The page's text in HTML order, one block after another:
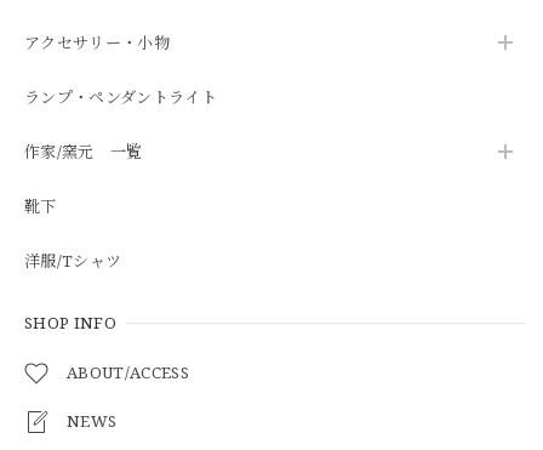
アクセサリー・小物
ランプ・ペンダントライト
作家/窯元 一覧
靴下
洋服/Tシャツ
SHOP INFO
ABOUT/ACCESS
NEWS